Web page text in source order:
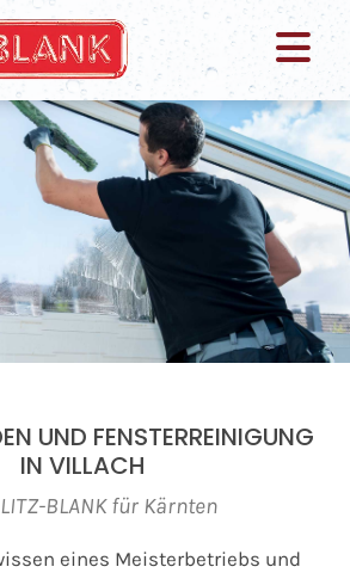
UND FENSTERREINIGUNG
IN VILLACH
BLANK für Kärnten
eines Meisterbetriebs und